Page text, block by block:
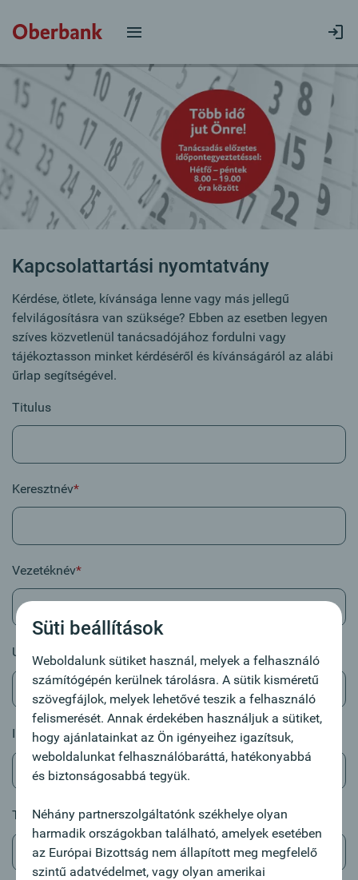
Kapcsolattartási nyomtatvány
Kérdése, ötlete, kívánsága lenne vagy más jellegű
felvilágosításra van szüksége? Ebben az esetben legyen
szíves közvetlenül tanácsadójához fordulni vagy
tájékoztasson minket kérdéséről és kívánságáról az alábi
űrlap segítségével.
Titulus
Keresztnév*
Vezetéknév*
Utca & Házszám
Irányítószám & Helység
Telefonszám
Süti beállítások
Weboldalunk sütiket használ, melyek a felhasználó
számítógépén kerülnek tárolásra. A sütik kisméretű
szövegfájlok, melyek lehetővé teszik a felhasználó
felismerését. Annak érdekében használjuk a sütiket,
hogy ajánlatainkat az Ön igényeihez igazítsuk,
weboldalunkat felhasználóbaráttá, hatékonyabbá
és biztonságosabbá tegyük.
Néhány partnerszolgáltatónk székhelye olyan
harmadik országokban található, amelyek esetében
az Európai Bizottság nem állapított meg megfelelő
szintű adatvédelmet, vagy olyan amerikai